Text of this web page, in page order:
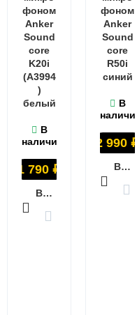
фоном
Anker
Sound
core
K20i
(A3994
)
белый
В
наличии
1 790 ₽
В КОРЗИНУ
фоном
Anker
Sound
core
R50i
синий
В
наличии
2 990 ₽
В КОРЗИНУ